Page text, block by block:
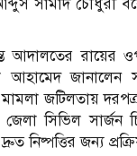
সামাদ চৌধুরী
আদালতের রায়ের
জানালেন
জটিলতায়
সিভিল সার্জন
নিষ্পত্তির জন্য